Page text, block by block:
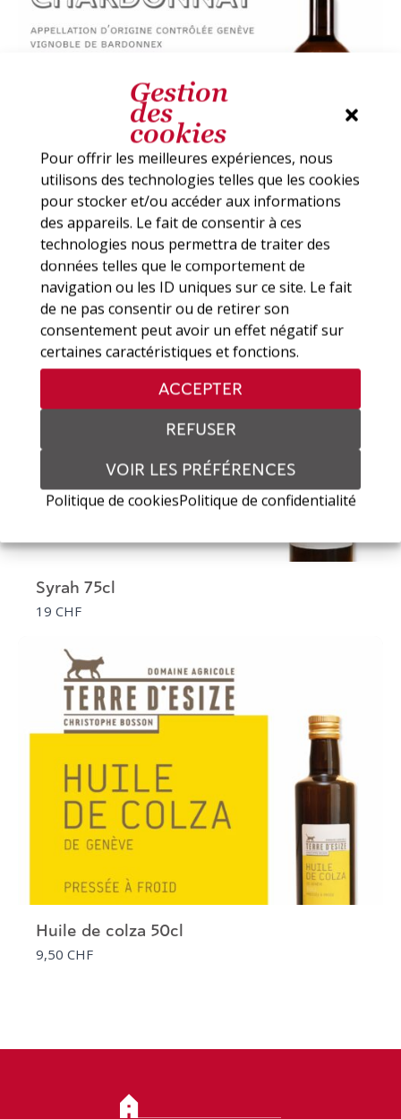
Gestion
des
cookies
Pour offrir les meilleures expériences, nous
utilisons des technologies telles que les cookies
pour stocker et/ou accéder aux informations
des appareils. Le fait de consentir à ces
technologies nous permettra de traiter des
données telles que le comportement de
navigation ou les ID uniques sur ce site. Le fait
de ne pas consentir ou de retirer son
consentement peut avoir un effet négatif sur
certaines caractéristiques et fonctions.
ACCEPTER
REFUSER
VOIR LES PRÉFÉRENCES
Politique de cookiesPolitique de confidentialité
Chardonnay 75cl
19 CHF
Syrah 75cl
19 CHF
Huile de colza 50cl
9,50 CHF